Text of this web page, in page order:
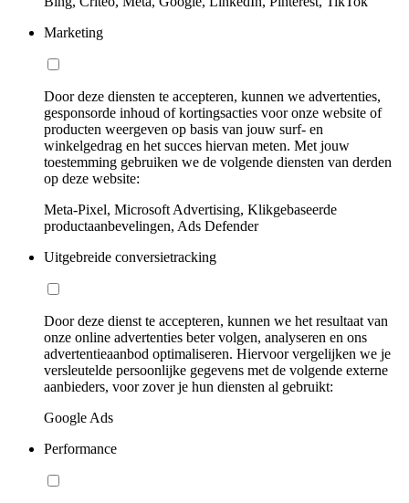
Marketing
Door deze diensten te accepteren, kunnen we advertenties,
gesponsorde inhoud of kortingsacties voor onze website of
producten weergeven op basis van jouw surf- en
winkelgedrag en het succes hiervan meten. Met jouw
toestemming gebruiken we de volgende diensten van derden
op deze website:
Meta-Pixel, Microsoft Advertising, Klikgebaseerde
productaanbevelingen, Ads Defender
Uitgebreide conversietracking
Door deze dienst te accepteren, kunnen we het resultaat van
onze online advertenties beter volgen, analyseren en ons
advertentieaanbod optimaliseren. Hiervoor vergelijken we je
versleutelde persoonlijke gegevens met de volgende externe
aanbieders, voor zover je hun diensten al gebruikt:
Google Ads
Performance